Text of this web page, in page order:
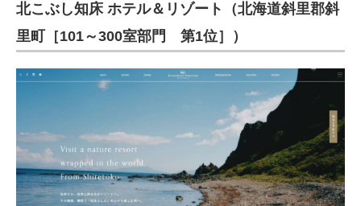
北こぶし知床 ホテル＆リゾート（北海道斜里郡斜
里町［101～300室部門 第1位］）